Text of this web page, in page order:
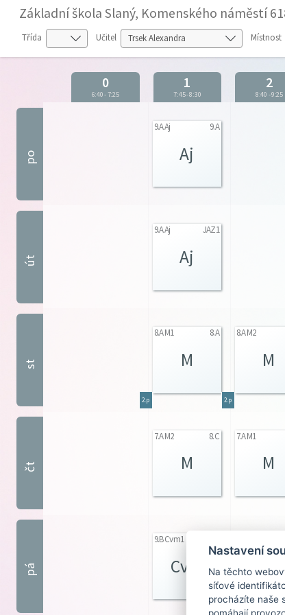
Základní škola Slaný, Komenského náměstí
Třída Učitel Místnost
0
6:40-7:25
1
7:45-8:30
2
8:40 -9:25
po
9.A Aj 9.A
Aj
út
9.A Aj JAZ1
Aj
st
8.A M1 8.A
M
8.A M2
M
2.p 2.p
čt
7.A M2 8.C
M
7.A M1
M
pá
9.B Cvm1
Cvm M
Nastavení
Na těchto
síťové
procházíte naše